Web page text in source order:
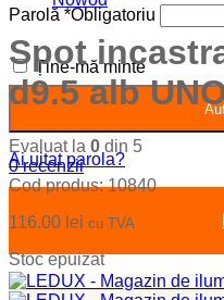
Parolă *Obligatoriu
Ține-mă minte
Ai uitat parola?
Spot
d9.5 alb
Evaluat la 0 din 5
0recenzii
Cod produs: 10840
116.00 lei cu TVA
Stoc epuizat